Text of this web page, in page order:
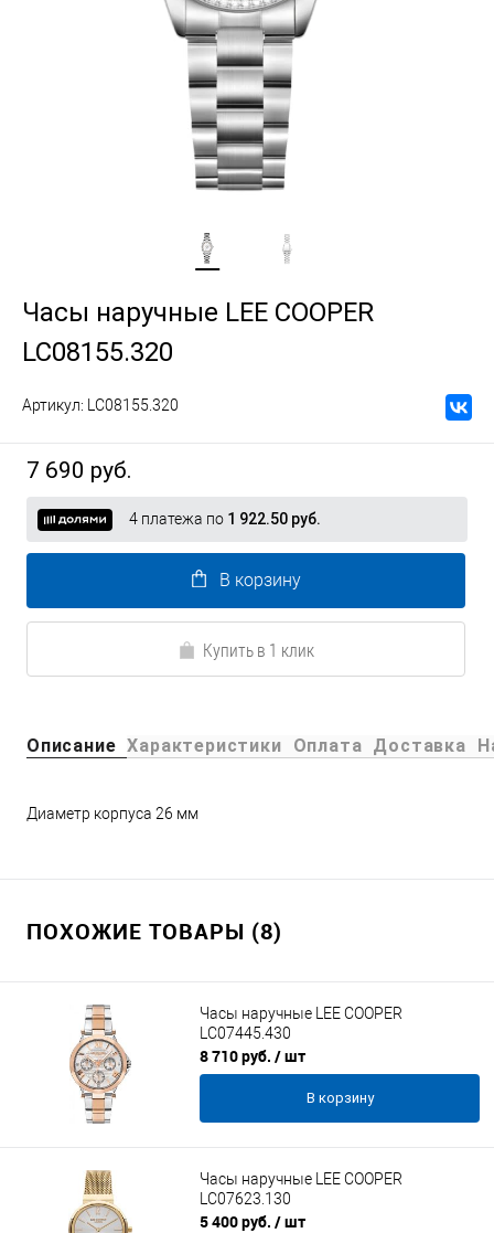
Часы наручные LEE COOPER
LC08155.320
Артикул: LC08155.320
7 690 руб.
4 платежа по 1 922.50 руб.
В корзину
Купить в 1 клик
Описание Характеристики Оплата Доставка
Диаметр корпуса 26 мм
ПОХОЖИЕ ТОВАРЫ (8)
Часы наручные LEE COOPER
LC07445.430
8 710 руб. / шт
В корзину
Часы наручные LEE COOPER
LC07623.130
5 400 руб. / шт